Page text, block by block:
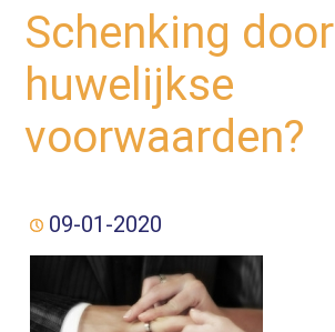
Schenking door
huwelijkse
voorwaarden?
09-01-2020